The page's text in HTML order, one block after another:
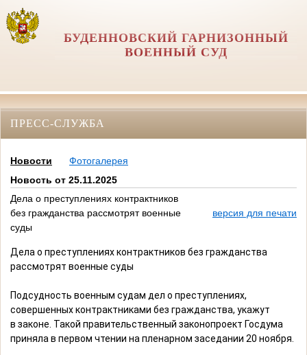
БУДЕННОВСКИЙ ГАРНИЗОННЫЙ
ВОЕННЫЙ СУД
ПРЕСС-СЛУЖБА
Новости
Фотогалерея
Новость от 25.11.2025
Дела о преступлениях контрактников
без гражданства рассмотрят военные
суды
версия для печати
Дела о преступлениях контрактников без гражданства
рассмотрят военные суды
Подсудность военным судам дел о преступлениях,
совершенных контрактниками без гражданства, укажут
в законе. Такой правительственный законопроект Госдума
приняла в первом чтении на пленарном заседании 20 ноября.